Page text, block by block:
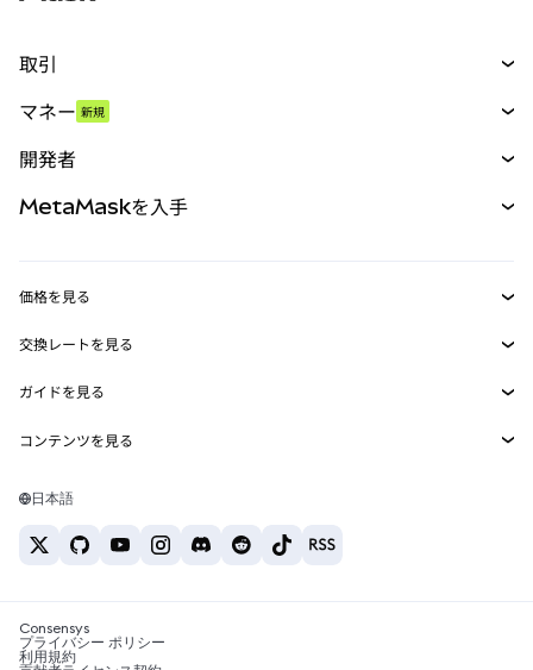
取引
パーペチュアル
RWA
マネー 新規
開発者
MetaMask Connect
Snaps
Web3サービス
MetaMaskを入手
セキュリティ
サポート
キャリア
お問い合わせ
価格を見る
イーサリアムの価格
Solanaの価格
Tetherの価格
交換レートを見る
ETH→USD
USDT→INR
BTC→INR
ETH→USDT
ガイドを見る
ETHの購入
USDTの購入
SHIBの購入
BNBの購入
コンテンツを見る
Solanaウォレット
税制関連ニュース
日本語
Consensys
プライバシー ポリシー
利用規約